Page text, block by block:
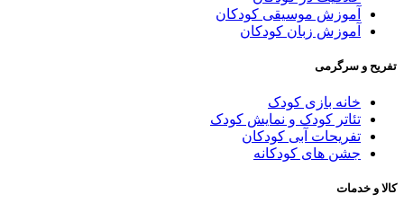
آموزش موسیقی کودکان
آموزش زبان کودکان
و سرگرمی
خانه بازی کودک
تئاتر کودک و نمایش کودک
تفریحات آبی کودکان
جشن های کودکانه
و خدمات